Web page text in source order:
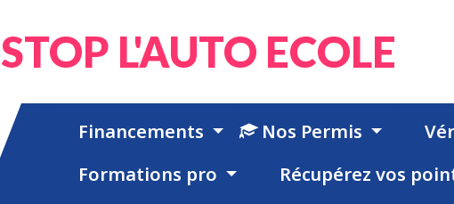
STOP L'AUTO ECOLE
Financements Nos Permis
Formations pro
Récupérez vos